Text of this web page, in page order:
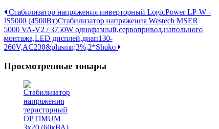
Стабилизатор напряжения инверторный LogicPower LP-W -
IS5000 (4500Вт)Стабилизатор напряжения Westech MSER
5000 VA-V2 / 3750W однофазный,сервопривод,напольного
монтажа,LED дисплей,диап130-
260V,AC230&plusmn;3%,2*Shuko
Просмотренные товары